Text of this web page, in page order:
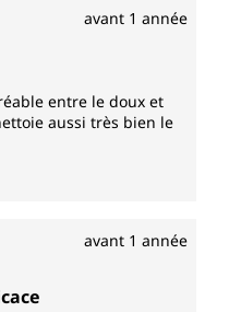
avant 1 année
entre le doux et
aussi très bien le
avant 1 année